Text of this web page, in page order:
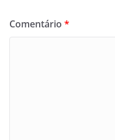
Comentário *